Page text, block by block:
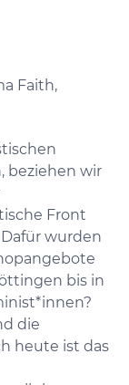
Faith,
beziehen wir
Front
wurden
bis in
die
heute ist das